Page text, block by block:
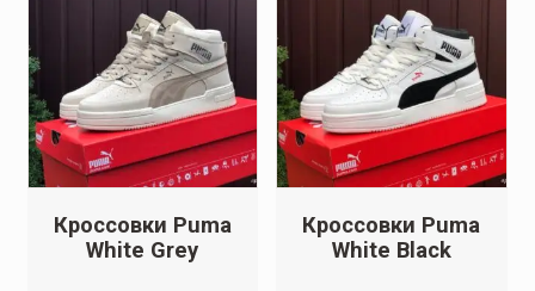
Кроссовки Puma
White Grey
Кроссовки Puma
White Black